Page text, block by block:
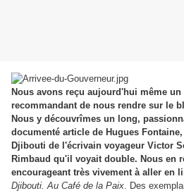
Nous avons reçu aujourd'hui même
recommandant de nous rendre sur le
Nous y découvrîmes un long,
documenté article de Hugues
Djibouti de l'écrivain voyageur Victor
Rimbaud qu'il voyait double. Nous en
encourageant très vivement à aller en
Djibouti. Au Café de la Paix. Des